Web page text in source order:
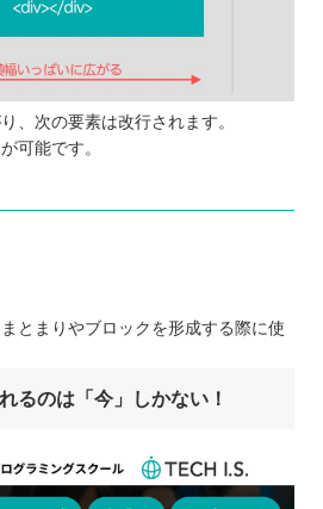
、次の要素は改行されます。
可能です。
とまりやブロックを形成する際に使
るのは「今」しかない！